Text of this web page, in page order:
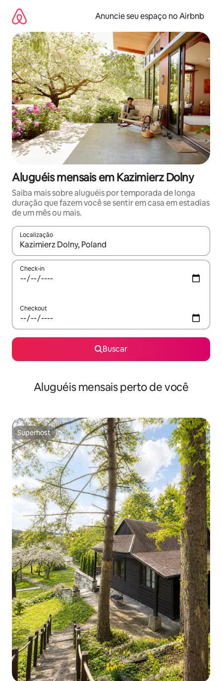
para
conteúdo
Anuncie seu espaço no Airbnb
Aluguéis mensais em Kazimierz Dolny
Saiba mais sobre aluguéis por temporada de longa
duração que fazem você se sentir em casa em estadias
de um mês ou mais.
Localização
Quando os resultados estiverem disponíveis, explore-os
Check-in
Checkout
Buscar
Aluguéis mensais perto de você
Superhost
Superhost